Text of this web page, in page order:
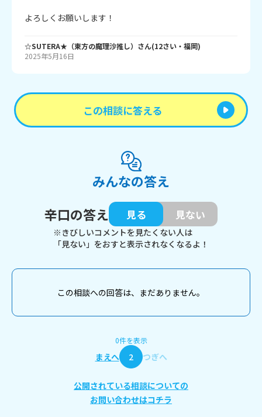
よろしくお願いします！
☆SUTERA★（東方の魔理沙推し） さん(12さい・ 福岡)
2025年5月16日
この相談に答える
みんなの答え
辛口の答え
見る 見ない
※きびしいコメントを見たくない人は
「見ない」をおすと表示されなくなるよ！
この相談への回答は、まだありません。
0件を表示
まえへ 2 つぎへ
公開されている相談についての
お問い合わせはコチラ